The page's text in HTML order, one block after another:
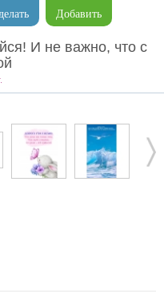
Добавить
И не важно, что с